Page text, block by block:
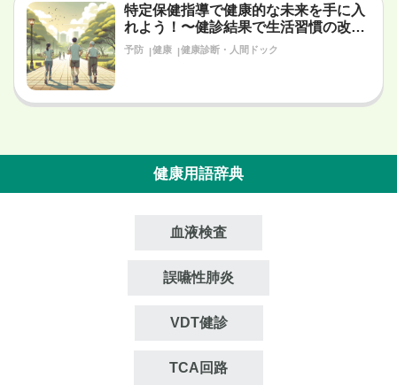
特定保健指導で健康的な未来を手に入
れよう！〜健診結果で生活習慣の改善
が必要だと言われたあなたへ〜
予防 健康 健康診断・人間ドック
健康用語辞典
血液検査
誤嚥性肺炎
VDT健診
TCA回路